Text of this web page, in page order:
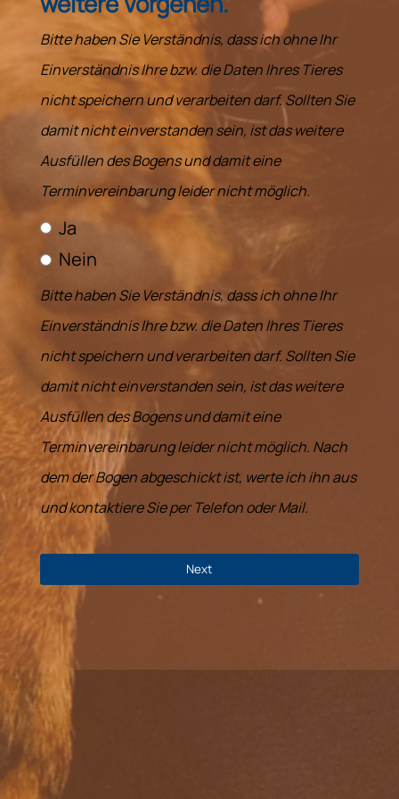
Bitte haben Sie Verständnis, dass ich ohne Ihr
Einverständnis Ihre bzw. die Daten Ihres Tieres
nicht speichern und verarbeiten darf. Sollten Sie
damit nicht einverstanden sein, ist das weitere
Ausfüllen des Bogens und damit eine
Terminvereinbarung leider nicht möglich.
Ja
Nein
Bitte haben Sie Verständnis, dass ich ohne Ihr
Einverständnis Ihre bzw. die Daten Ihres Tieres
nicht speichern und verarbeiten darf. Sollten Sie
damit nicht einverstanden sein, ist das weitere
Ausfüllen des Bogens und damit eine
Terminvereinbarung leider nicht möglich. Nach
dem der Bogen abgeschickt ist, werte ich ihn aus
und kontaktiere Sie per Telefon oder Mail.
Next